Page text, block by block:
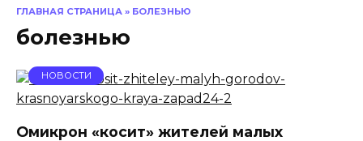
ГЛАВНАЯ СТРАНИЦА » БОЛЕЗНЬЮ
болезнью
НОВОСТИ
Омикрон «косит» жителей малых